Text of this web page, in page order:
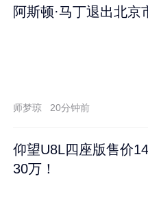
阿斯顿·马丁退出北
师梦琼 20分钟前
仰望U8L四座版售价
30万！